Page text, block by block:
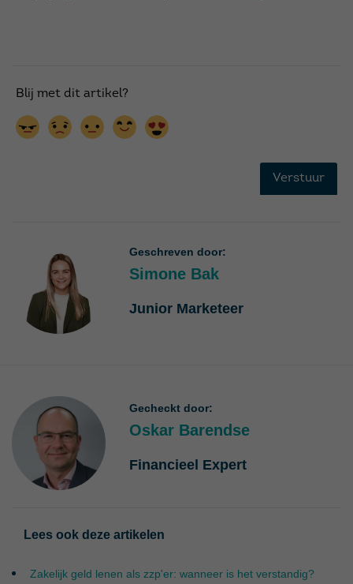
Geschreven door:
Simone Bak
Junior Marketeer
Gecheckt door:
Oskar Barendse
Financieel Expert
Lees ook deze artikelen
Zakelijk geld lenen als zzp'er: wanneer is het verstandig?